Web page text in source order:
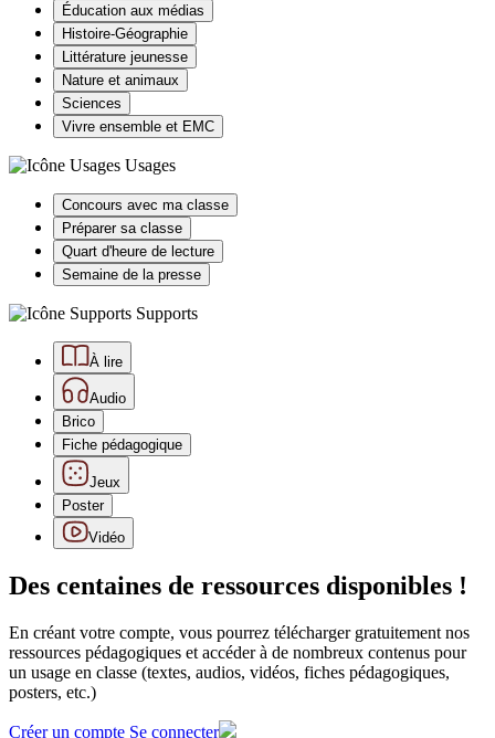
Éducation aux médias
Histoire-Géographie
Littérature jeunesse
Nature et animaux
Sciences
Vivre ensemble et EMC
Usages
Concours avec ma classe
Préparer sa classe
Quart d'heure de lecture
Semaine de la presse
Supports
À lire
Audio
Brico
Fiche pédagogique
Jeux
Poster
Vidéo
Des centaines de ressources disponibles !
En créant votre compte, vous pourrez télécharger gratuitement nos
ressources pédagogiques et accéder à de nombreux contenus pour
un usage en classe (textes, audios, vidéos, fiches pédagogiques,
posters, etc.)
Créer un compte Se connecter